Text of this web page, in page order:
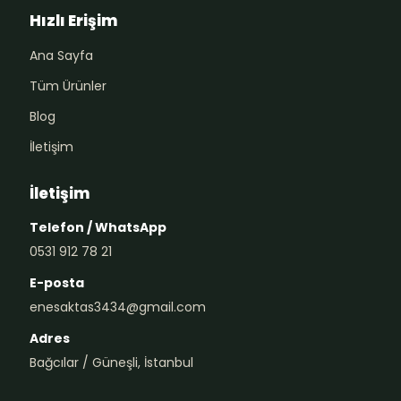
Hızlı Erişim
Ana Sayfa
Tüm Ürünler
Blog
İletişim
İletişim
Telefon / WhatsApp
0531 912 78 21
E-posta
enesaktas3434@gmail.com
Adres
Bağcılar / Güneşli, İstanbul